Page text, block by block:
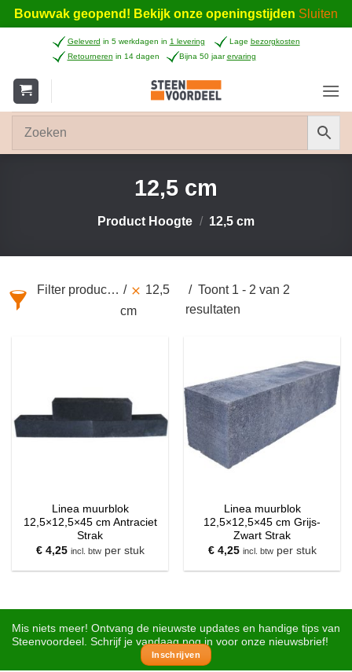
Bouwvak geopend! Bekijk onze openingstijden Sluiten
inhoud
Geleverd in 5 werkdagen in 1 levering Lage bezorgkosten
Retourneren in 14 dagen Bijna 50 jaarervaring
12,5 cm
Product Hoogte / 12,5 cm
Filter producten
12,5
cm
Toont 1 - 2 van 2
resultaten
Linea muurblok
12,5×12,5×45 cm Antraciet
Strak
€4,25 incl. btwper stuk
Linea muurblok
12,5×12,5×45 cm Grijs-
Zwart Strak
€4,25 incl. btwper stuk
Mis niets meer! Ontvang de nieuwste updates en handige tips van
Steenvoordeel. Schrijf je vandaag nog in voor onze nieuwsbrief!
Inschrijven